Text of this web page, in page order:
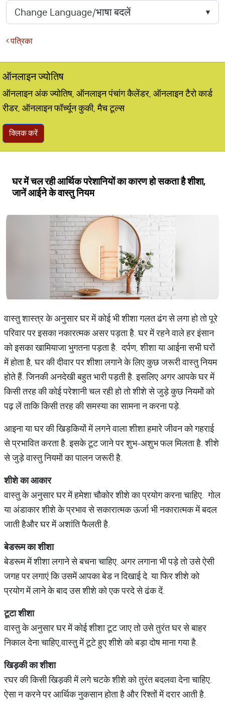
पत्रिका
ऑनलाइन ज्योतिष
ऑनलाइन अंक ज्योतिष, ऑनलाइन पंचांग कैलेंडर, ऑनलाइन टैरो कार्ड
रीडर, ऑनलाइन फॉर्च्यून कुकी, मैच टूल्स
क्लिक करें
घर में चल रही आर्थिक परेशानियों का कारण हो सकता है शीशा,
जानें आईने के वास्तु नियम
वास्तु शास्त्र के अनुसार घर में कोई भी शीशा गलत ढंग से लगा हो तो पूरे
परिवार पर इसका नकारत्मक असर पड़ता है. घर में रहने वाले हर इंसान
को इसका खामियाजा भुगतना पड़ता है. दर्पण, शीशा या आईना सभी घरों
में होता है, घर की दीवार पर शीशा लगाने के लिए कुछ जरूरी वास्तु नियम
होते हैं. जिनकी अनदेखी बहुत भारी पड़ती है. इसलिए अगर आपके घर में
किसी तरह की कोई परेशानी चल रही हो तो शीशे से जुड़े कुछ नियमों को
पढ़ लें ताकि किसी तरह की समस्या का सामना न करना पड़े.
आइना या घर की खिड़कियों में लगने वाला शीशा हमारे जीवन को गहराई
से प्रभावित करता है. इसके टूट जाने पर शुभ-अशुभ फल मिलता है. शीशे
से जुड़े वास्तु नियमों का पालन जरूरी है.
शीशेकाआकार
वास्तु के अनुसार घर में हमेशा चौकोर शीशे का प्रयोग करना चाहिए. गोल
या अंडाकार शीशे के प्रभाव से सकारात्मक ऊर्जा भी नकारात्मक में बदल
जाती हैऔर घर में अशांति फैलती है.
बेडरूमकाशीशा
बेडरूम में शीशा लगाने से बचना चाहिए. अगर लगाना भी पड़े तो उसे ऐसी
जगह पर लगाएं कि उसमें आपका बेड न दिखाई दे. या फिर शीशे को
प्रयोग में लाने के बाद उस शीशे को एक परदे से ढंक दें.
टूटाशीशा
वास्तु के अनुसार घर में कोई शीशा टूट जाए तो उसे तुरंत घर से बाहर
निकाल देना चाहिए,वास्तु में टूटे हुए शीशे को बड़ा दोष माना गया है.
खिड़कीकाशीशा
रघर की किसी खिड़की में लगे चटके शीशे को तुरंत बदलवा देना चाहिए.
ऐसा न करने पर आर्थिक नुकसान होता है और रिश्तों में दरार आती है.